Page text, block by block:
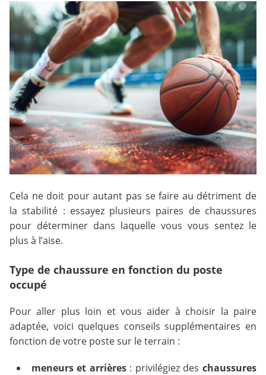
Cela ne doit pour autant pas se faire au détriment de
la stabilité : essayez plusieurs paires de chaussures
pour déterminer dans laquelle vous vous sentez le
plus à l’aise.
Type de chaussure en fonction du poste
occupé
Pour aller plus loin et vous aider à choisir la paire
adaptée, voici quelques conseils supplémentaires en
fonction de votre poste sur le terrain :
meneurs et arrières: privilégiez deschaussures